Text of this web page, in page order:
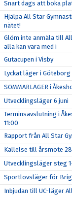
Snart dags att boka
Hjälpa All Star
nätet!
Glöm inte anmäla till
alla kan vara med i
Gutacupen i Visby
Lyckat läger i
SOMMARLÄGER i
Utvecklingsläger 6 juni
Terminsavslutning i
11:00
Rapport från All Star
Kallelse till årsmöte 28
Utvecklingsläger steg
Sportlovsläger för
Inbjudan till UC-läger